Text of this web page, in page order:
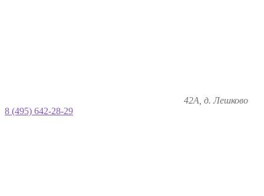
42А, д. Лешково
8 (495) 642-28-29